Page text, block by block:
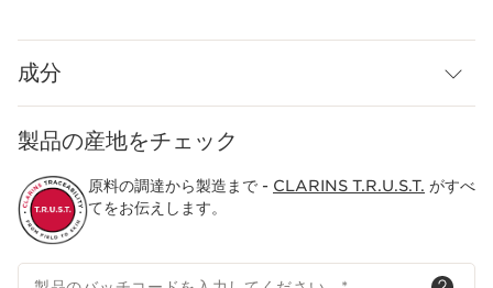
*5 オールスキンのみ
成分
製品の産地をチェック
原料の調達から製造まで - CLARINS T.R.U.S.T. がすべ
てをお伝えします。